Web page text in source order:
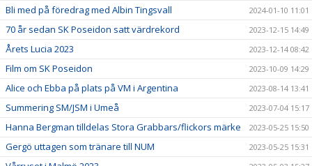
Bli med på föredrag med Albin Tingsvall 2024-01-10 11:01
70 år sedan SK Poseidon satt värdrekord 2023-12-15 14:49
Årets Lucia 2023 2023-12-14 08:42
Film om SK Poseidon 2023-10-09 14:29
Alice och Ebba på plats på VM i Argentina 2023-08-14 13:41
Summering SM/JSM i Umeå 2023-07-04 15:17
Hanna Bergman tilldelas Stora Grabbars/flickors märke 2023-05-25 15:50
Gergö uttagen som tränare till NUM 2023-05-25 15:31